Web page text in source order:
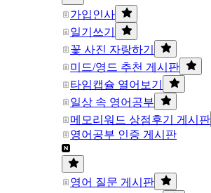
가입인사
일기쓰기
꽃 사진 자랑하기
미드/영드 추천 게시판
타임캡슐 열어보기
일상 속 영어공부
메모리워드 상점후기 게시판
영어공부 인증 게시판
영어 질문 게시판